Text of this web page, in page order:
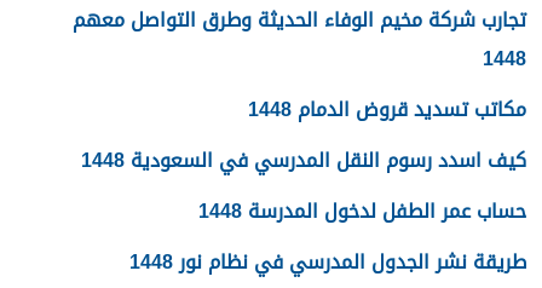
تجارب شركة مخيم الوفاء الحديثة وطرق التواصل معهم
1448
مكاتب تسديد قروض الدمام 1448
كيف اسدد رسوم النقل المدرسي في السعودية 1448
حساب عمر الطفل لدخول المدرسة 1448
طريقة نشر الجدول المدرسي في نظام نور 1448